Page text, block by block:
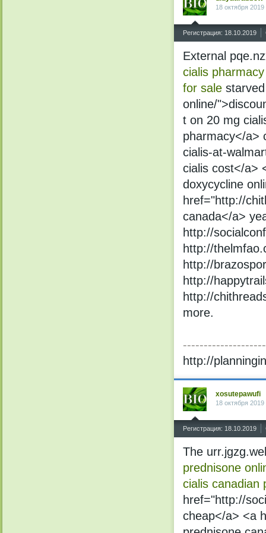
18 октября 2019
Регистрация: 18.10.2019
External
cialis pharmacy
for sale
online/
t on 20 mg
pharmacy</a>
cialis-at-
cialis cost</a>
doxycycline
href="http://
canada</a>
http://
http://
http://
http://
http://
more.
--------------------
http://
xosutepawufi
18 октября 2019
Регистрация: 18.10.2019
The
prednisone
cialis canadian
href="http://
cheap</a> <a